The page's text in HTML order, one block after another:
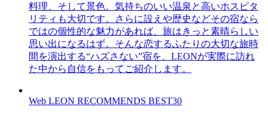
料理、そして景色。気持ちのいい温泉と高いホスピタ
リティも大切です。さらに設えや歴史などその宿なら
ではの個性的な魅力があれば、旅はきっと素晴らしい
思い出になるはず。そんな恋するふたりの大切な旅時
間を演出する“ハズさない”宿を、LEONが実際に訪れ
た中から自信をもってご紹介します。
Web LEON RECOMMENDS BEST30